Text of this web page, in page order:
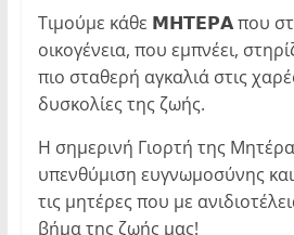
Τιμούμε κάθε 𝝡𝝜𝝩𝝚𝝦𝝖 που
οικογένεια, που εμπνέει,
πιο σταθερή αγκαλιά στις
δυσκολίες της ζωής.
Η σημερινή Γιορτή της
υπενθύμιση ευγνωμοσύνης
τις μητέρες που με
βήμα της ζωής μας!